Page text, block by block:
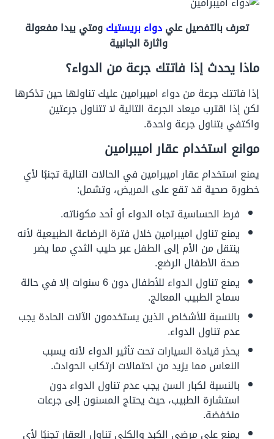
تعرف بالتفصيل عليدواء بريستيكومتي يبدا مفعولة
واثارة الجانبية
ماذا يحدث إذا فاتتك جرعة من الدواء؟
إذا فاتتك جرعة من دواء اميبرامين عليك تناولها حين تذكرها
لكن إذا اقترب ميعاد الجرعة التالية لا تتناول جرعتين
واكتفي بتناول جرعة واحدة.
موانع استخدام عقار اميبرامين
يمنع استخدام عقار اميبرامين في الحالات التالية تجنبًا لأي
خطورة صحية قد تقع على المريض، وتشمل:
فرط الحساسية تجاه الدواء أو أحد مكوناته.
يمنع تناول اميبرامين خلال فترة الرضاعة الطبيعية لأنه
ينتقل من الأم إلى الطفل عبر حليب الثدي مما يضر
صحة الأطفال الرضع.
يمنع تناول الدواء للأطفال دون 6 سنوات إلا في حالة
سماح الطبيب المعالج.
بالنسبة للأشخاص الذين يستخدمون الآلات الحادة يجب
عدم تناول الدواء.
يحذر قيادة السيارات تحت تأثير الدواء لأنه يسبب
النعاس مما يزيد من احتمالات ارتكاب الحوادث.
بالنسبة لكبار السن يجب عدم تناول الدواء دون
استشارة الطبيب، حيث يحتاج المسنون إلى جرعات
منخفضة.
يمنع على مرضى الكبد والكلى تناول العقار تجنبًا لأي